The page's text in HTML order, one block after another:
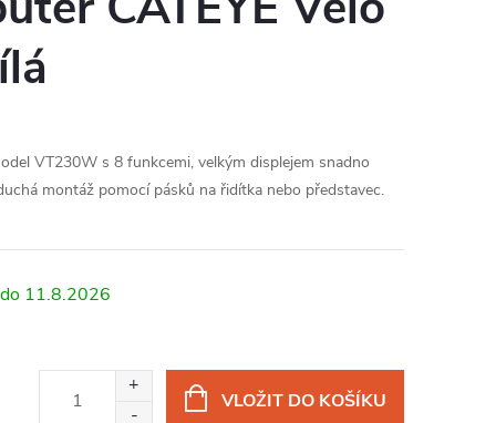
VT230W s 8 funkcemi, velkým displejem snadno
montáž pomocí pásků na řidítka nebo představec.
11.8.2026
VLOŽIT DO KOŠÍKU